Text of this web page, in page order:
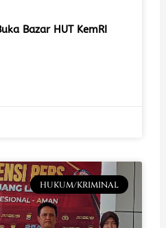
Bazar HUT KemRI
HUKUM/KRIMINAL